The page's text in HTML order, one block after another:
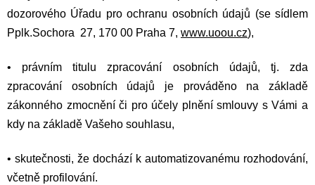
dozorového Úřadu pro ochranu osobních údajů (se sídlem
Pplk.Sochora 27, 170 00 Praha 7, www.uoou.cz),
• právním titulu zpracování osobních údajů, tj. zda
zpracování osobních údajů je prováděno na základě
zákonného zmocnění či pro účely plnění smlouvy s Vámi a
kdy na základě Vašeho souhlasu,
• skutečnosti, že dochází k automatizovanému rozhodování,
včetně profilování.